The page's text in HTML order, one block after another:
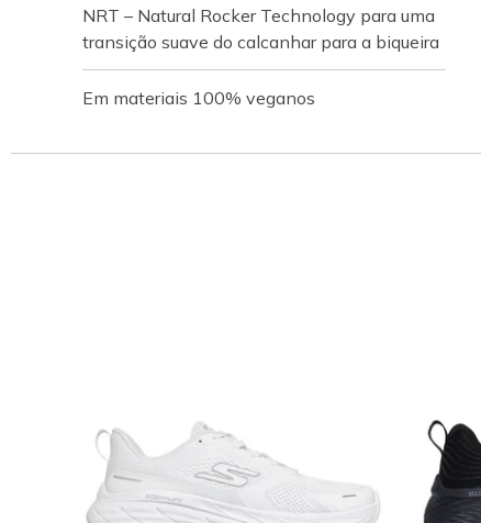
NRT – Natural Rocker Technology para uma
transição suave do calcanhar para a biqueira
Em materiais 100% veganos